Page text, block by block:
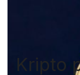
Kripto